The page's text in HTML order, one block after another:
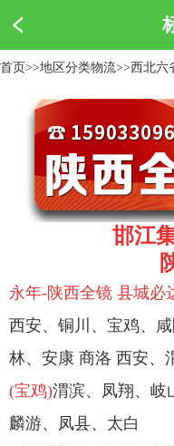
首页>>地区分类物流>>西北六
邯江
永年-陕西全镜 县城必
西安、铜川、宝鸡、
林、安康 商洛 西安、
(宝鸡)渭滨、凤翔、岐
麟游、凤县、太白